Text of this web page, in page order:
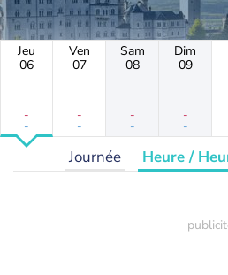
Jeu
06
-
-
Ven
07
-
-
Sam
08
-
-
Dim
09
-
-
Journée Heure /